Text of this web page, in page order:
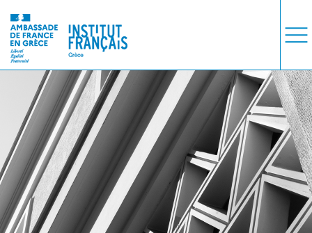
COURS
EXAMENS
ETUDES
SYNERGIES
LA MÉDIATHÈQUE